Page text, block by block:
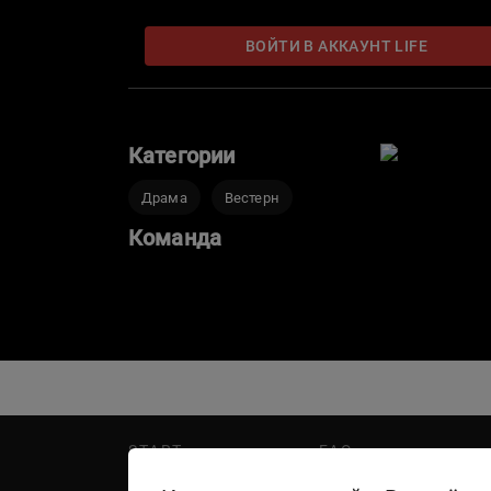
ВОЙТИ В АККАУНТ LIFE
Категории
Драма Вестерн
Команда
START
FAQ